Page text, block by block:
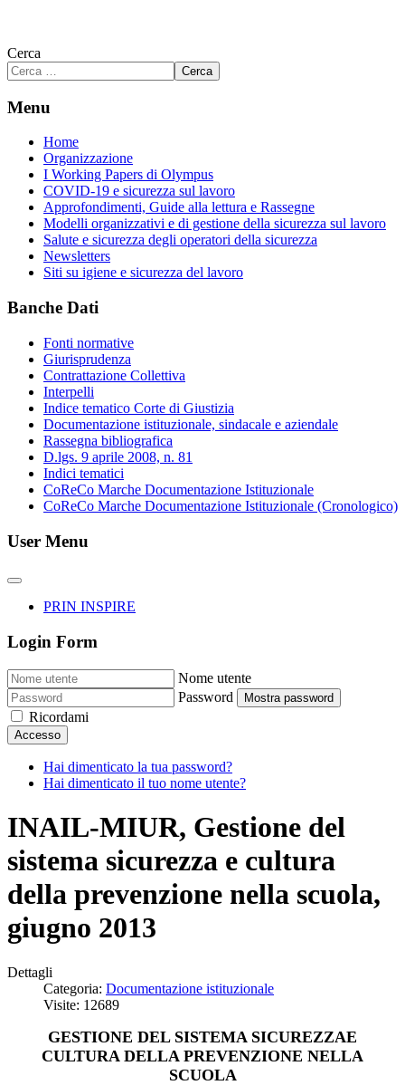
Cerca
Cerca
Menu
Home
Organizzazione
I Working Papers di Olympus
COVID-19 e sicurezza sul lavoro
Approfondimenti, Guide alla lettura e Rassegne
Modelli organizzativi e di gestione della sicurezza sul lavoro
Salute e sicurezza degli operatori della sicurezza
Newsletters
Siti su igiene e sicurezza del lavoro
Banche Dati
Fonti normative
Giurisprudenza
Contrattazione Collettiva
Interpelli
Indice tematico Corte di Giustizia
Documentazione istituzionale, sindacale e aziendale
Rassegna bibliografica
D.lgs. 9 aprile 2008, n. 81
Indici tematici
CoReCo Marche Documentazione Istituzionale
CoReCo Marche Documentazione Istituzionale (Cronologico)
User Menu
PRIN INSPIRE
Login Form
Nome utente
Password
Mostra password
Ricordami
Accesso
Hai dimenticato la tua password?
Hai dimenticato il tuo nome utente?
INAIL-MIUR, Gestione del
sistema sicurezza e cultura
della prevenzione nella scuola,
giugno 2013
Dettagli
Categoria: Documentazione istituzionale
Visite: 12689
GESTIONE DEL SISTEMA SICUREZZAE
CULTURA DELLA PREVENZIONE NELLA
SCUOLA